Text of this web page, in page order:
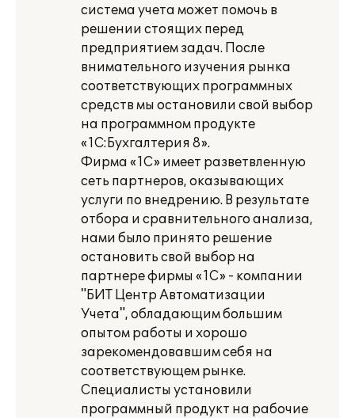
система учета может помочь в
решении стоящих перед
предприятием задач. После
внимательного изучения рынка
соответствующих программных
средств мы остановили свой выбор
на программном продукте
«1С:Бухгалтерия 8».
Фирма «1С» имеет разветвленную
сеть партнеров, оказывающих
услуги по внедрению. В результате
отбора и сравнительного анализа,
нами было принято решение
остановить свой выбор на
партнере фирмы «1С» - компании
"БИТ Центр Автоматизации
Учета", обладающим большим
опытом работы и хорошо
зарекомендовавшим себя на
соответствующем рынке.
Специалисты установили
программный продукт на рабочие